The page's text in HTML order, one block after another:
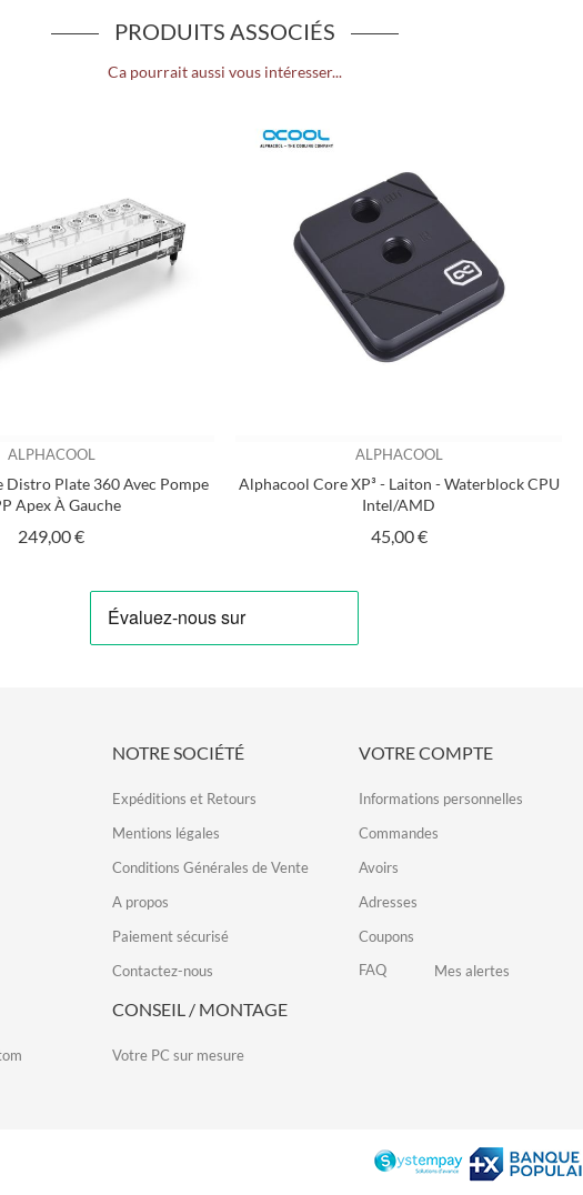
PRODUITS ASSOCIÉS
Ca pourrait aussi vous intéresser...
ALPHACOOL
Plate 360 Avec Pompe
Apex À Gauche
249,00 €Prix
ALPHACOOL
Alphacool Core XP³ - Laiton - Waterblock CPU
Intel/AMD
45,00 €Prix
NOTRE SOCIÉTÉ
Expéditions et Retours
Mentions légales
Conditions Générales de Vente
A propos
Paiement sécurisé
Contactez-nous
CONSEIL / MONTAGE
Votre PC sur mesure
VOTRE COMPTE
Informations personnelles
Commandes
Avoirs
Adresses
Coupons
FAQ
Mes alertes